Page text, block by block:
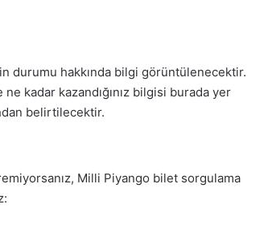
durumu hakkında bilgi görüntülenecektir.
kadar kazandığınız bilgisi burada yer
belirtilecektir.
Milli Piyango bilet sorgulama